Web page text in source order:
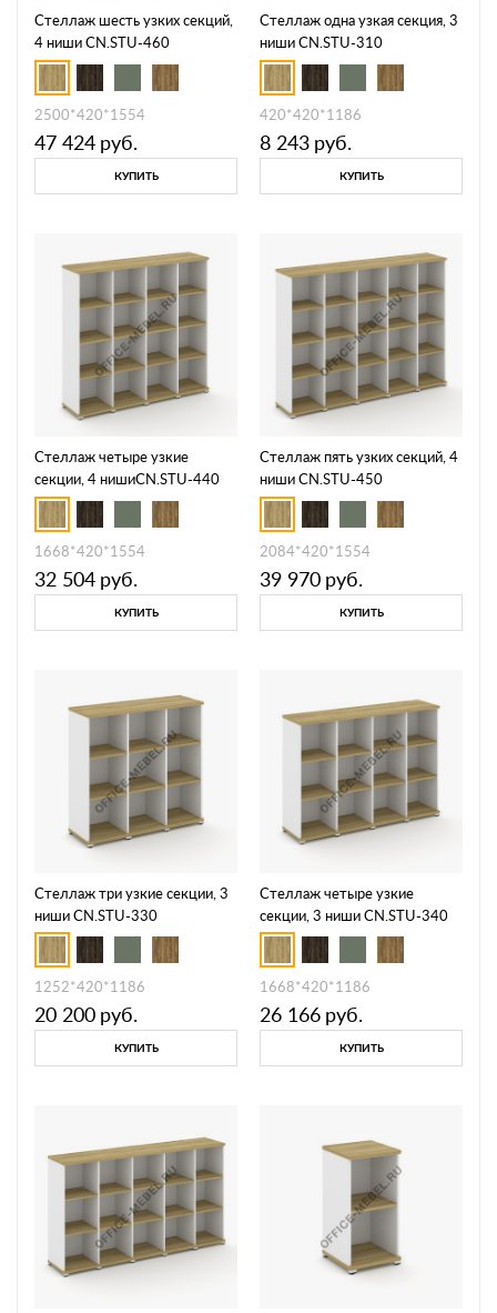
Стеллаж шесть узких секций,
4 ниши CN.STU-460
2500*420*1554
47 424 руб.
КУПИТЬ
Стеллаж одна узкая секция, 3
ниши CN.STU-310
420*420*1186
8 243 руб.
КУПИТЬ
Стеллаж четыре узкие
секции, 4 нишиCN.STU-440
1668*420*1554
32 504 руб.
КУПИТЬ
Стеллаж пять узких секций, 4
ниши CN.STU-450
2084*420*1554
39 970 руб.
КУПИТЬ
Стеллаж три узкие секции, 3
ниши CN.STU-330
1252*420*1186
20 200 руб.
КУПИТЬ
Стеллаж четыре узкие
секции, 3 ниши CN.STU-340
1668*420*1186
26 166 руб.
КУПИТЬ